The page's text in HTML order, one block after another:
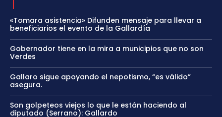
«Tomara asistencia» Difunden mensaje para llevar a
beneficiarios el evento de la Gallardía
Gobernador tiene en la mira a municipios que no son
Verdes
Gallaro sigue apoyando el nepotismo, “es válido”
asegura.
Son golpeteos viejos lo que le están haciendo al
diputado (Serrano): Gallardo